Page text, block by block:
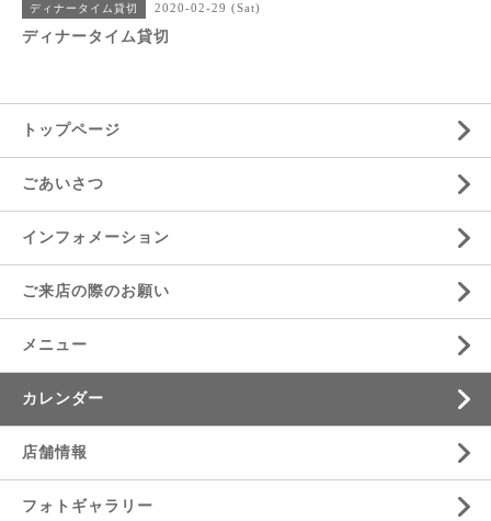
ディナータイム貸切 2020-02-29 (Sat)
ディナータイム貸切
トップページ
ごあいさつ
インフォメーション
ご来店の際のお願い
メニュー
カレンダー
店舗情報
フォトギャラリー